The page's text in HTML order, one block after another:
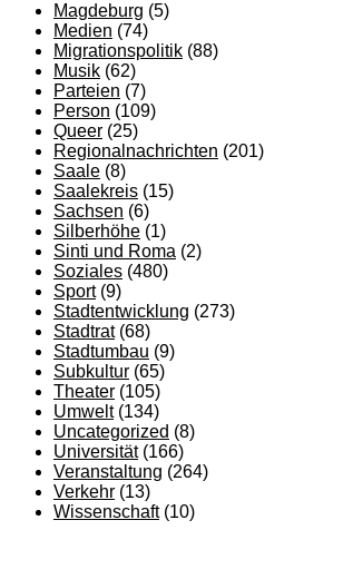
Magdeburg (5)
Medien (74)
Migrationspolitik (88)
Musik (62)
Parteien (7)
Person (109)
Queer (25)
Regionalnachrichten (201)
Saale (8)
Saalekreis (15)
Sachsen (6)
Silberhöhe (1)
Sinti und Roma (2)
Soziales (480)
Sport(9)
Stadtentwicklung (273)
Stadtrat(68)
Stadtumbau (9)
Subkultur (65)
Theater (105)
Umwelt(134)
Uncategorized (8)
Universität(166)
Veranstaltung (264)
Verkehr (13)
Wissenschaft(10)